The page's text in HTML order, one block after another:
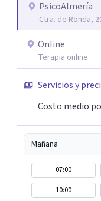
personalizado. Utilizo diferentes técnicas psicológicas
aunque mi
eficacia, reduciendo el tiempo de tratamiento y
consiguiendo
¿Tienes dudas de
momento de dar el
PsicoAlmería
Ctra. de Ronda,
Online
Terapia online
Servicios y
Costo medio
Mañana
07:00
10:00